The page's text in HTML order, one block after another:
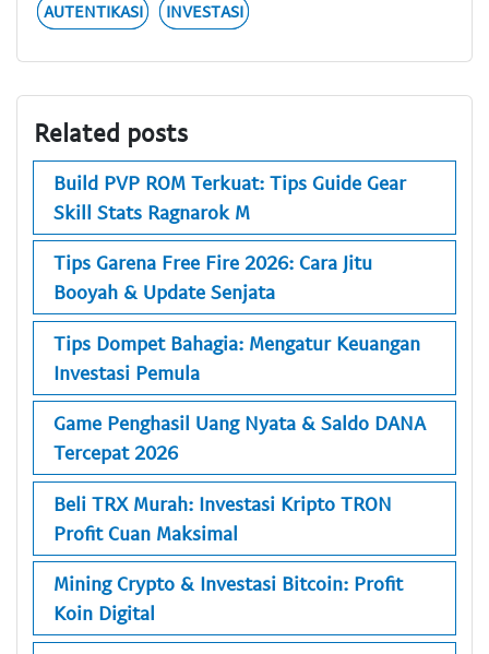
AUTENTIKASI INVESTASI
Related posts
Build PVP ROM Terkuat: Tips Guide Gear
Skill Stats Ragnarok M
Tips Garena Free Fire 2026: Cara Jitu
Booyah & Update Senjata
Tips Dompet Bahagia: Mengatur Keuangan
Investasi Pemula
Game Penghasil Uang Nyata & Saldo DANA
Tercepat 2026
Beli TRX Murah: Investasi Kripto TRON
Profit Cuan Maksimal
Mining Crypto & Investasi Bitcoin: Profit
Koin Digital